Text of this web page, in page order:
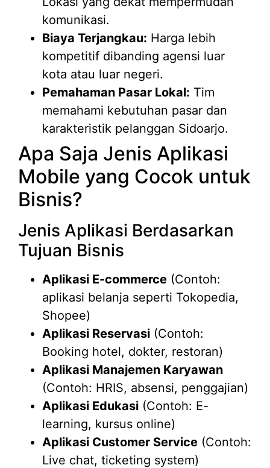
komunikasi.
Biaya Terjangkau: Harga lebih
kompetitif dibanding agensi luar
kota atau luar negeri.
Pemahaman Pasar Lokal: Tim
memahami kebutuhan pasar dan
karakteristik pelanggan Sidoarjo.
Apa Saja Jenis Aplikasi
Mobile yang Cocok untuk
Bisnis?
Jenis Aplikasi Berdasarkan
Tujuan Bisnis
Aplikasi E-commerce (Contoh:
aplikasi belanja seperti Tokopedia,
Shopee)
Aplikasi Reservasi (Contoh:
Booking hotel, dokter, restoran)
Aplikasi Manajemen Karyawan
(Contoh: HRIS, absensi, penggajian)
Aplikasi Edukasi (Contoh: E-
learning, kursus online)
Aplikasi Customer Service (Contoh:
Live chat, ticketing system)